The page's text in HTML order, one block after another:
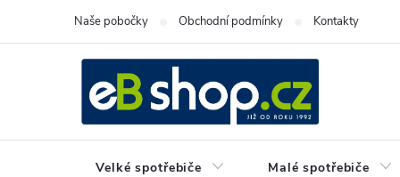
Naše pobočky Obchodní podmínky Kontakty
Velké spotřebiče Malé spotřebiče